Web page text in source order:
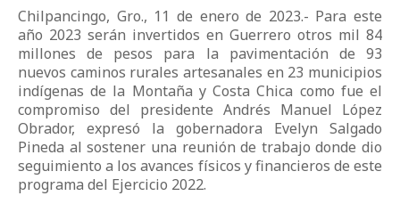
Chilpancingo, Gro., 11 de enero de 2023.- Para este
año 2023 serán invertidos en Guerrero otros mil 84
millones de pesos para la pavimentación de 93
nuevos caminos rurales artesanales en 23 municipios
indígenas de la Montaña y Costa Chica como fue el
compromiso del presidente Andrés Manuel López
Obrador, expresó la gobernadora Evelyn Salgado
Pineda al sostener una reunión de trabajo donde dio
seguimiento a los avances físicos y financieros de este
programa del Ejercicio 2022.